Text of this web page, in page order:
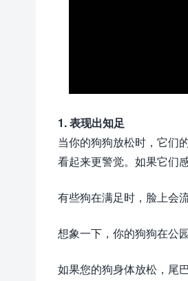
1. 表现出知足
当你的狗狗放松时，它们
看起来更警觉。如果它们
有些狗在满足时，脸上会
想象一下，你的狗狗在公
如果您的狗身体放松，尾